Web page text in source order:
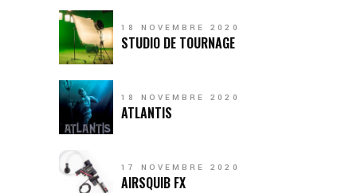
18 NOVEMBRE 2020
STUDIO DE TOURNAGE
18 NOVEMBRE 2020
ATLANTIS
17 NOVEMBRE 2020
AIRSQUIB FX